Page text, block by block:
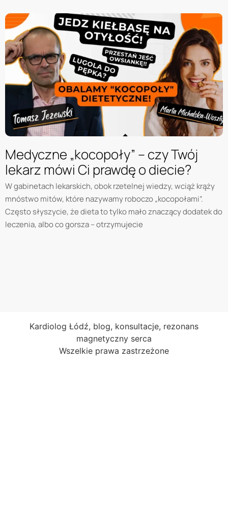
Medyczne „kocopoły” – czy Twój
lekarz mówi Ci prawdę o diecie?
W gabinetach lekarskich, obok rzetelnej wiedzy, wciąż krąży
mnóstwo mitów, które nazywamy roboczo „kocopołami”.
Często słyszycie, że dieta to tylko mało znaczący dodatek do
leczenia, albo co gorsza – otrzymujecie
Kardiolog Łódź, blog, konsultacje, rezonans
magnetyczny serca
Wszelkie prawa zastrzeżone